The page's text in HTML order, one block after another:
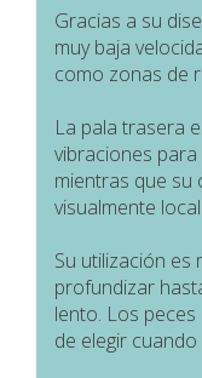
Gracias a su
muy baja
como zonas de
La pala trasera
vibraciones
mientras que su
visualmente
Su utilización es
profundizar
lento. Los
de elegir